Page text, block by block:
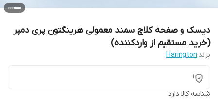
دیسک و صفحه کلاچ سمند معمولی هرینگتون پری دمپر
(خرید مستقیم از واردکننده)
برند:Harington
1
شناسه کالا دارد